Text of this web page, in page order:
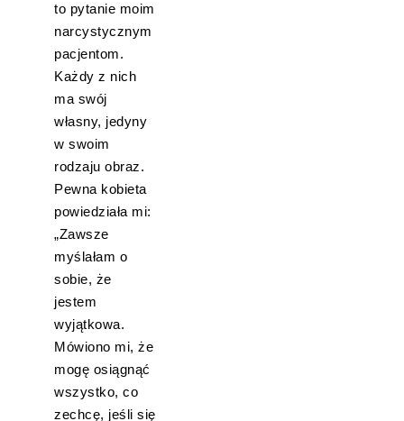
to pytanie moim
narcystycznym
pacjentom.
Każdy z nich
ma swój
własny, jedyny
w swoim
rodzaju obraz.
Pewna kobieta
powiedziała mi:
„Zawsze
myślałam o
sobie, że
jestem
wyjątkowa.
Mówiono mi, że
mogę osiągnąć
wszystko, co
zechcę, jeśli się